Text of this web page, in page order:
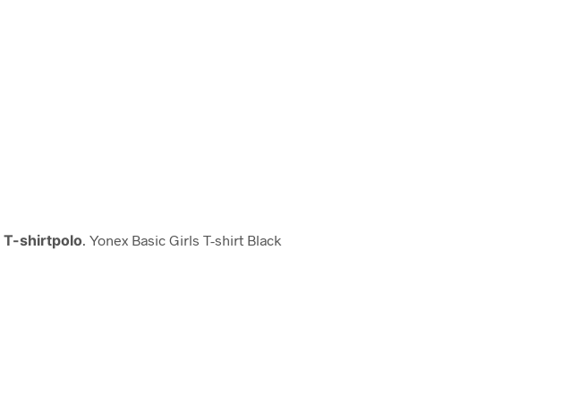
T-shirtpolo . Yonex Basic Girls T-shirt Black